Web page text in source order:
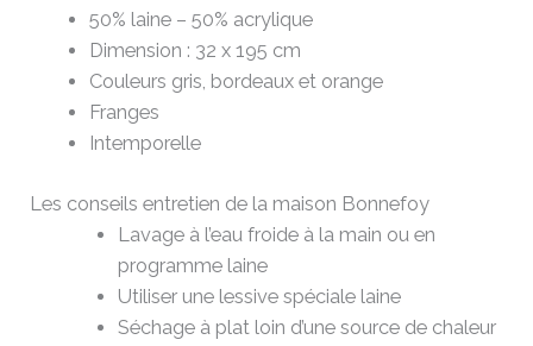
50% laine – 50% acrylique
Dimension : 32 x 195 cm
Couleurs gris, bordeaux et orange
Franges
Intemporelle
Les conseils entretien de la maison Bonnefoy
Lavage à l’eau froide à la main ou en
programme laine
Utiliser une lessive spéciale laine
Séchage à plat loin d’une source de chaleur